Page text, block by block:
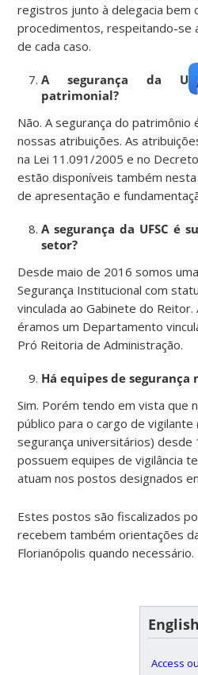
registros junto à delegacia bem
procedimentos, respeitando-se
de cada caso.
A segurança da
patrimonial?
Não. A segurança do patrimônio
nossas atribuições. As
na Lei 11.091/2005 e no
estão disponíveis também
de apresentação e
A segurança da UFSC é
setor?
Desde maio de 2016 somos
Segurança Institucional com
vinculada ao Gabinete do
éramos um Departamento
Pró Reitoria de Administração.
Há equipes de segurança
Sim. Porém tendo em vista que
público para o cargo de
segurança universitários) desde
possuem equipes de vigilância
atuam nos postos designados
Estes postos são fiscalizados
recebem também orientações
Florianópolis quando necessário.
Access